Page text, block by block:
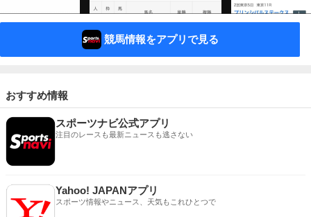
競馬情報をアプリで見る
おすすめ情報
スポーツナビ公式アプリ
注目のレースも最新ニュースも逃さない
Yahoo! JAPANアプリ
スポーツ情報やニュース、天気もこれひとつで